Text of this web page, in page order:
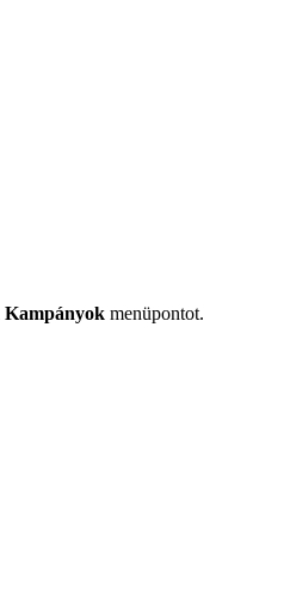
Kampányok menüpontot.